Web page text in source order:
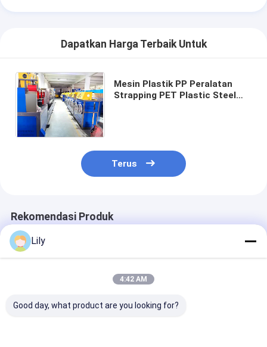
Dapatkan Harga Terbaik Untuk
Mesin Plastik PP Peralatan
Strapping PET Plastic Steel
Terus
Rekomendasi Produk
Lily
4:42 AM
Good day, what product are you looking for?